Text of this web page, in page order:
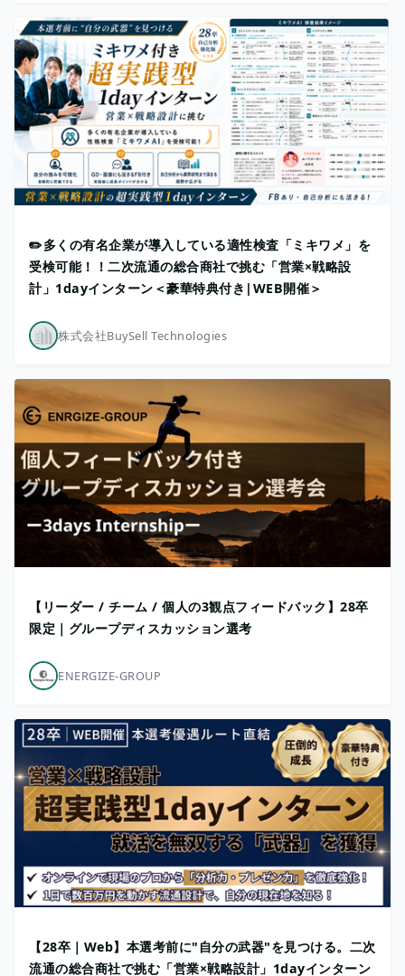
✏️多くの有名企業が導入している適性検査「ミキワメ」を
受検可能！！二次流通の総合商社で挑む「営業×戦略設
計」1dayインターン＜豪華特典付き|WEB開催＞
株式会社BuySell Technologies
【リーダー / チーム / 個人の3観点フィードバック】28卒
限定｜グループディスカッション選考
ENERGIZE-GROUP
【28卒｜Web】本選考前に"自分の武器"を見つける。二次
流通の総合商社で挑む「営業×戦略設計」1dayインターン